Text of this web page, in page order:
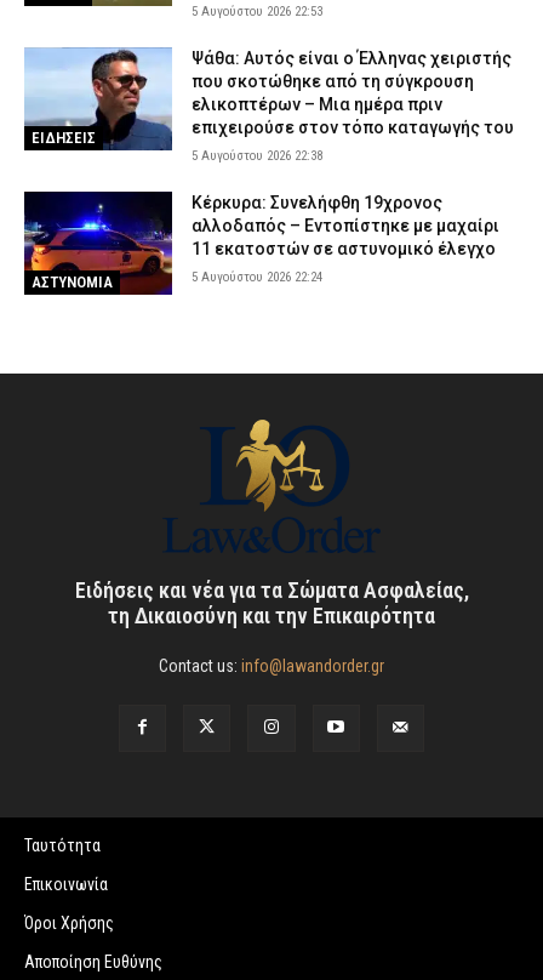
5 Αυγούστου 2026 22:53
ΕΙΔΗΣΕΙΣ
Ψάθα: Αυτός είναι ο Έλληνας χειριστής
που σκοτώθηκε από τη σύγκρουση
ελικοπτέρων – Μια ημέρα πριν
επιχειρούσε στον τόπο καταγωγής του
5 Αυγούστου 2026 22:38
ΑΣΤΥΝΟΜΙΑ
Κέρκυρα: Συνελήφθη 19χρονος
αλλοδαπός – Εντοπίστηκε με μαχαίρι
11 εκατοστών σε αστυνομικό έλεγχο
5 Αυγούστου 2026 22:24
Ειδήσεις και νέα για τα Σώματα Ασφαλείας,
τη Δικαιοσύνη και την Επικαιρότητα
Contact us: info@lawandorder.gr
Ταυτότητα
Επικοινωνία
Όροι Χρήσης
Αποποίηση Ευθύνης